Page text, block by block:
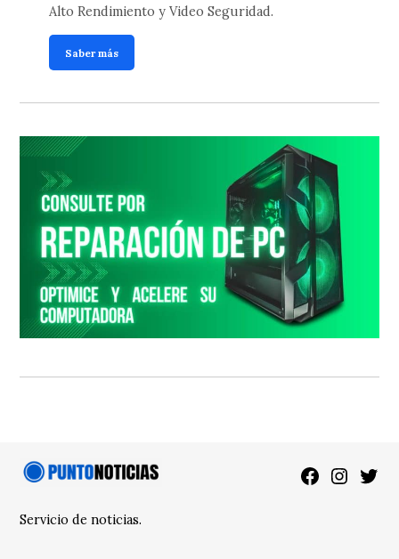
Alto Rendimiento y Video Seguridad.
Saber más
Facebook
Servicio de noticias.